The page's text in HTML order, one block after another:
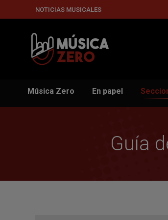
NOTICIAS MUSICALES
Música Zero En papel
Guía